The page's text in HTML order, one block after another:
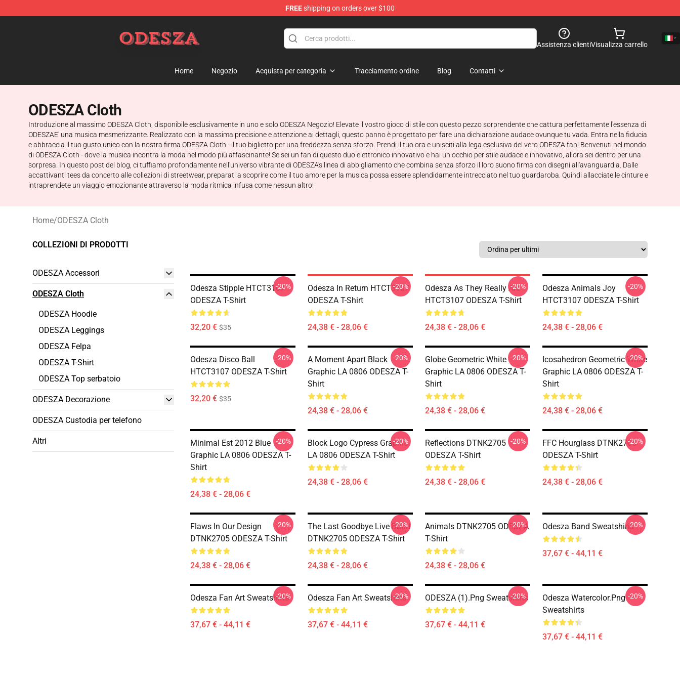
FREEshipping on orders over $100
Assistenza clientiVisualizza carrello
Home Negozio Acquista per categoria Tracciamento ordine Blog Contatti
ODESZA Cloth
Introduzione al massimo ODESZA Cloth, disponibile esclusivamente in uno e solo ODESZA Negozio! Elevate il vostro gioco di stile con questo pezzo sorprendente che cattura perfettamente l'essenza di
ODESZAE' una musica mesmerizzante. Realizzato con la massima precisione e attenzione ai dettagli, questo panno è progettato per fare una dichiarazione audace ovunque tu vada. Entra nella fiducia
e abbraccia il tuo gusto unico con la nostra firma ODESZA Cloth - il tuo biglietto per una freddezza senza sforzo. Prendi il tuo ora e unisciti alla lega esclusiva del vero ODESZA fan! Benvenuti nel mondo
di ODESZA Cloth - dove la musica incontra la moda nel modo più affascinante! Se sei un fan di questo duo elettronico innovativo e hai un occhio per stile audace e innovativo, allora sei dentro per una
sorpresa. In questo post del blog, ci tuffiamo profondamente nell'universo vibrante di ODESZA's linea di abbigliamento che combina senza sforzo il loro suono firma con disegni all'avanguardia. Dalle
accattivanti tees da concerto alle collezioni di streetwear, preparati a scoprire come il tuo amore per la musica possa essere splendidamente intrecciato nel tuo guardaroba. Quindi allacciate le cinture e
intraprendete un viaggio emozionante attraverso la moda ritmica infusa come nessun altro!
Home/ODESZA Cloth
COLLEZIONI DI PRODOTTI
ODESZA Accessori
ODESZA Cloth
ODESZA Hoodie
ODESZA Leggings
ODESZA Felpa
ODESZA T-Shirt
ODESZA Top serbatoio
ODESZA Decorazione
ODESZA Custodia per telefono
Altri
Odesza Stipple HTCT3107
ODESZA T-Shirt
32,20 € $35
-20%
Odesza In Return HTCT3107
ODESZA T-Shirt
24,38 € - 28,06 €
-20%
Odesza As They Really Are
HTCT3107 ODESZA T-Shirt
24,38 € - 28,06 €
-20%
Odesza Animals Joy
HTCT3107 ODESZA T-Shirt
24,38 € - 28,06 €
-20%
Odesza Disco Ball
HTCT3107 ODESZA T-Shirt
32,20 € $35
-20%
A Moment Apart Black
Graphic LA 0806 ODESZA T-
Shirt
24,38 € - 28,06 €
-20%
Globe Geometric White
Graphic LA 0806 ODESZA T-
Shirt
24,38 € - 28,06 €
-20%
Icosahedron Geometric White
Graphic LA 0806 ODESZA T-
Shirt
24,38 € - 28,06 €
-20%
Minimal Est 2012 Blue
Graphic LA 0806 ODESZA T-
Shirt
24,38 € - 28,06 €
-20%
Block Logo Cypress Graphic
LA 0806 ODESZA T-Shirt
24,38 € - 28,06 €
-20%
Reflections DTNK2705
ODESZA T-Shirt
24,38 € - 28,06 €
-20%
FFC Hourglass DTNK2705
ODESZA T-Shirt
24,38 € - 28,06 €
-20%
Flaws In Our Design
DTNK2705 ODESZA T-Shirt
24,38 € - 28,06 €
-20%
The Last Goodbye Live Band
DTNK2705 ODESZA T-Shirt
24,38 € - 28,06 €
-20%
Animals DTNK2705 ODESZA
T-Shirt
24,38 € - 28,06 €
-20% Odesza Band Sweatshirts
37,67 € - 44,11 €
-20%
Odesza Fan Art Sweatshirts
37,67 € - 44,11 €
-20% Odesza Fan Art Sweatshirts
37,67 € - 44,11 €
-20% ODESZA (1).png Sweatshirts
37,67 € - 44,11 €
-20%
Odesza Watercolor.png
Sweatshirts
37,67 € - 44,11 €
-20%